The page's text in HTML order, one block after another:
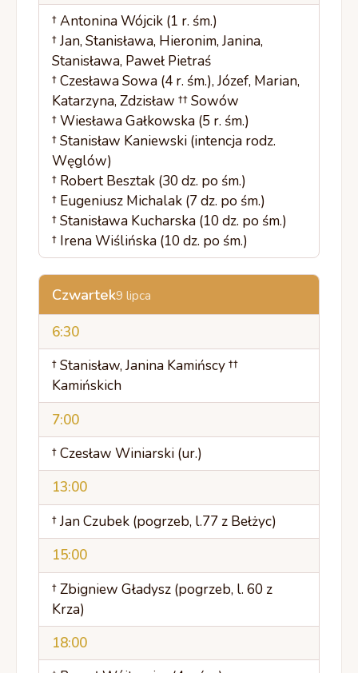
† Antonina Wójcik (1 r. śm.)
† Jan, Stanisława, Hieronim, Janina,
Stanisława, Paweł Pietraś
† Czesława Sowa (4 r. śm.), Józef, Marian,
Katarzyna, Zdzisław †† Sowów
† Wiesława Gałkowska (5 r. śm.)
† Stanisław Kaniewski (intencja rodz.
Węglów)
† Robert Besztak (30 dz. po śm.)
† Eugeniusz Michalak (7 dz. po śm.)
† Stanisława Kucharska (10 dz. po śm.)
† Irena Wiślińska (10 dz. po śm.)
Czwartek9 lipca
6:30
† Stanisław, Janina Kamińscy ††
Kamińskich
7:00
† Czesław Winiarski (ur.)
13:00
† Jan Czubek (pogrzeb, l.77 z Bełżyc)
15:00
† Zbigniew Gładysz (pogrzeb, l. 60 z
Krza)
18:00